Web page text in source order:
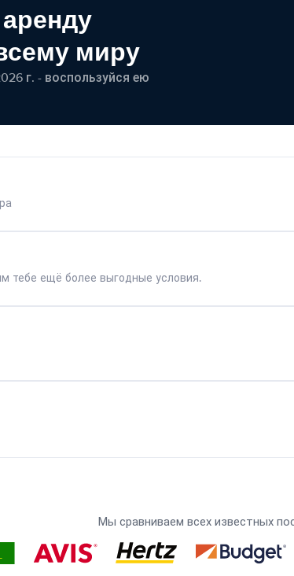
миру
г. - воспользуйся ею
тебе ещё более выгодные условия.
Мы сравниваем всех известных